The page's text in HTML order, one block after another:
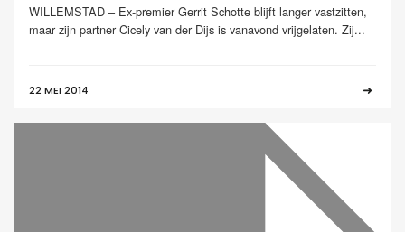
WILLEMSTAD – Ex-premier Gerrit Schotte blijft langer vastzitten,
maar zijn partner Cicely van der Dijs is vanavond vrijgelaten. Zij...
22 MEI 2014